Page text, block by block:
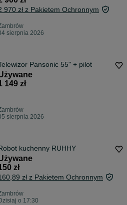
970 zł z Pakietem Ochronnym
sierpnia 2026
Pansonic 55" + pilot
149 zł
sierpnia 2026
kuchenny RUHHY
zł
zł z Pakietem Ochronnym
o 17:30